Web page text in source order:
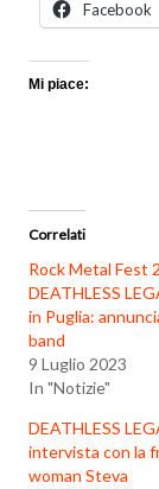
Facebook
Mi piace:
Correlati
Rock Metal Fest
DEATHLESS
in Puglia:
band
9 Luglio 2023
In "Notizie"
DEATHLESS
intervista con la
woman Steva